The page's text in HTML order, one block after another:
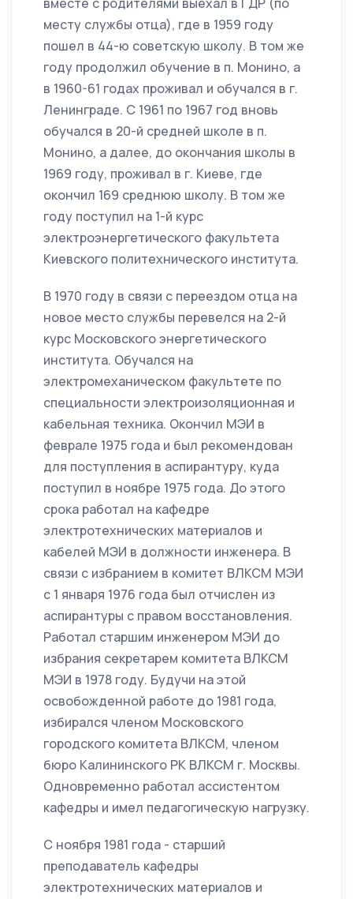
вместе с родителями выехал в ГДР (по
месту службы отца), где в 1959 году
пошел в 44-ю советскую школу. В том же
году продолжил обучение в п. Монино, а
в 1960-61 годах проживал и обучался в г.
Ленинграде. С 1961 по 1967 год вновь
обучался в 20-й средней школе в п.
Монино, а далее, до окончания школы в
1969 году, проживал в г. Киеве, где
окончил 169 среднюю школу. В том же
году поступил на 1-й курс
электроэнергетического факультета
Киевского политехнического института.
В 1970 году в связи с переездом отца на
новое место службы перевелся на 2-й
курс Московского энергетического
института. Обучался на
электромеханическом факультете по
специальности электроизоляционная и
кабельная техника. Окончил МЭИ в
феврале 1975 года и был рекомендован
для поступления в аспирантуру, куда
поступил в ноябре 1975 года. До этого
срока работал на кафедре
электротехнических материалов и
кабелей МЭИ в должности инженера. В
связи с избранием в комитет ВЛКСМ МЭИ
с 1 января 1976 года был отчислен из
аспирантуры с правом восстановления.
Работал старшим инженером МЭИ до
избрания секретарем комитета ВЛКСМ
МЭИ в 1978 году. Будучи на этой
освобожденной работе до 1981 года,
избирался членом Московского
городского комитета ВЛКСМ, членом
бюро Калининского РК ВЛКСМ г. Москвы.
Одновременно работал ассистентом
кафедры и имел педагогическую нагрузку.
С ноября 1981 года - старший
преподаватель кафедры
электротехнических материалов и